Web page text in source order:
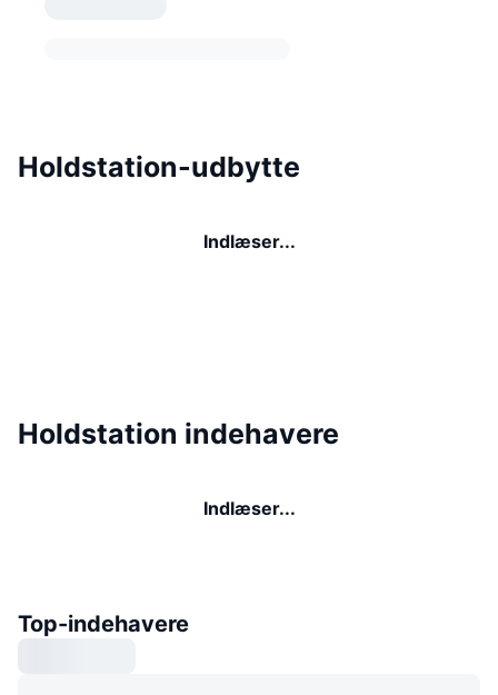
Holdstation-udbytte
Indlæser...
Holdstation indehavere
Indlæser...
Top-indehavere